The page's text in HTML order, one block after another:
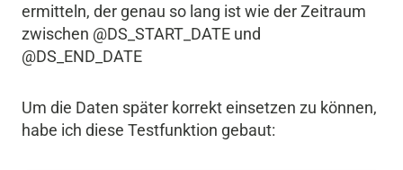
ermitteln, der genau so lang ist wie der Zeitraum
zwischen @DS_START_DATE und
@DS_END_DATE
Um die Daten später korrekt einsetzen zu können,
habe ich diese Testfunktion gebaut: